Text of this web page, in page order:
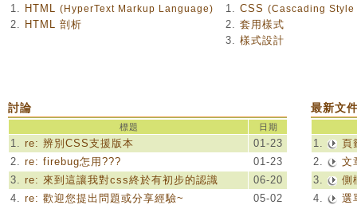
1. HTML (HyperText Markup Language)
2. HTML 剖析
1. CSS (Cascading Style
2. 套用樣式
3. 樣式設計
討論
標題 日期
1. re: 辨別CSS支援版本
01-23
2. re: firebug怎用???
01-23
3. re: 來到這讓我對css終於有初步的認識
06-20
4. re: 歡迎您提出問題或分享經驗~ 05-02
最新文
1.
頁
2.
文
3.
側
4.
選